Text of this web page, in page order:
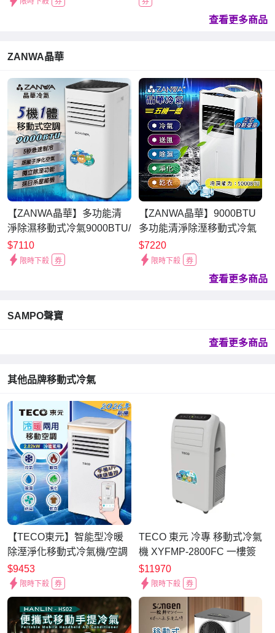
查看更多商品
ZANWA晶華
【ZANWA晶華】多功能清
淨除濕移動式冷氣9000BTU/
移動空調(ZW-D096C)
$7110
限時下殺 券
【ZANWA晶華】9000BTU
多功能清淨除溼移動式冷氣
(ZW-1460C)
$7220
限時下殺 券
查看更多商品
SAMPO聲寶
查看更多商品
其他品牌移動式冷氣
【TECO東元】智能型冷暖
除溼淨化移動式冷氣機/空調
(XYFMP-2805FH)
$9453
限時下殺 券
TECO 東元 冷專 移動式冷氣
機 XYFMP-2800FC 一樓簽
收 無搬運上樓
$11970
限時下殺 券